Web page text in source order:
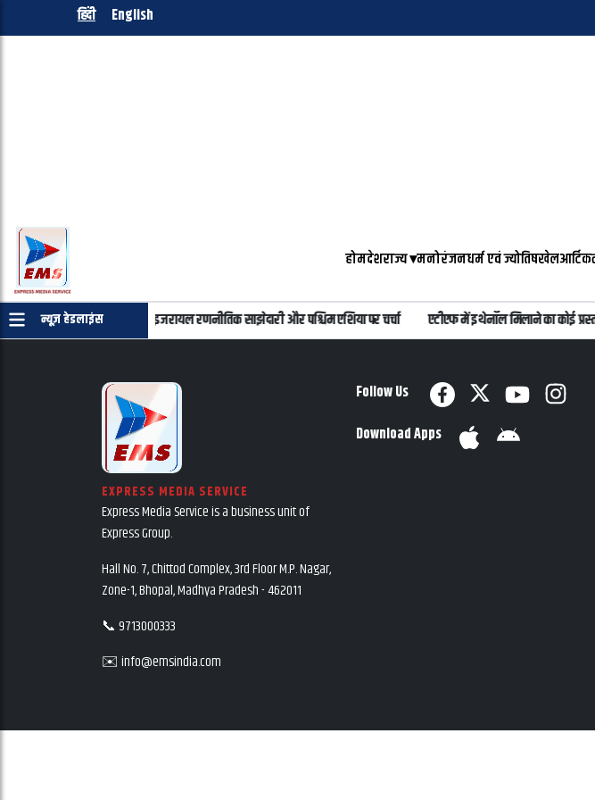
हिंदी English
होमदेशराज्य▾मनोरंजनधर्म एवं ज्योतिषखेल
न्यूज़ हेडलाइंस
की फोन पर बातचीत, भारत-इजरायल रणनीतिक साझेदारी और पश्चिम एशिया पर चर्चा एटीएफ में इथेनॉल मिलाने का कोई
EXPRESS MEDIA SERVICE
Express Media Service is a business unit of
Express Group.
Hall No. 7, Chittod Complex, 3rd Floor M.P. Nagar,
Zone-1, Bhopal, Madhya Pradesh - 462011
📞 9713000333
✉️ info@emsindia.com
Follow Us
Download Apps